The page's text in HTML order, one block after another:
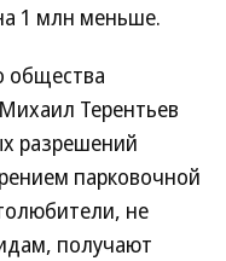
1 млн меньше.
общества
Терентьев
разрешений
парковочной
не
получают